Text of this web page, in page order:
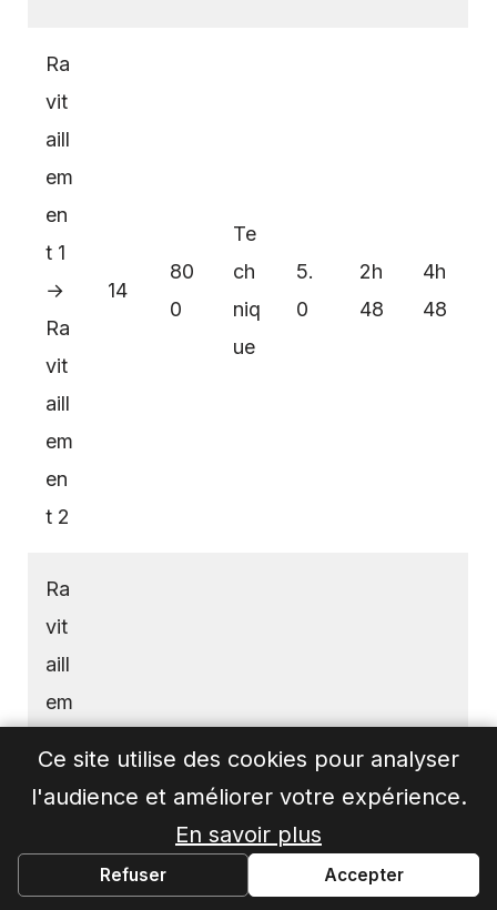
Ra
vit
aill
em
en
t 1
→
Ra
vit
aill
em
en
t 2
14
80
0
Te
ch
niq
ue
5.
0
2h
48
4h
48
Ra
vit
aill
em
Ra
vit
40
0
nt
1h
6h
Ce site utilise des cookies pour analyser
l'audience et améliorer votre expérience.
En savoir plus
Refuser Accepter